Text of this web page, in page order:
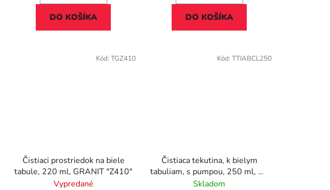
DO KOŠÍKA DO KOŠÍKA
Čistiaci prostriedok na biele
tabule, 220 ml, GRANIT "Z410"
Vypredané
Kód: TGZ410
Čistiaca tekutina, k bielym
tabuliam, s pumpou, 250 ml, AF
"Whiteboard cleen"
Skladom
Kód: TTIABCL250